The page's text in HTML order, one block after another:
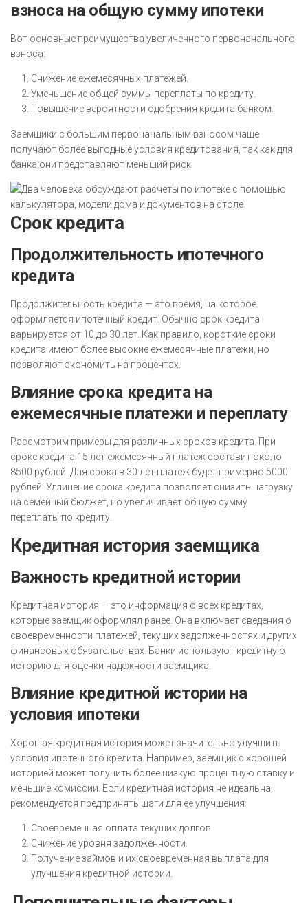
взноса на общую сумму ипотеки
Вот основные преимущества увеличенного первоначального
взноса:
Снижение ежемесячных платежей.
Уменьшение общей суммы переплаты по кредиту.
Повышение вероятности одобрения кредита банком.
Заемщики с большим первоначальным взносом чаще
получают более выгодные условия кредитования, так как для
банка они представляют меньший риск.
Срок кредита
Продолжительность ипотечного
кредита
Продолжительность кредита — это время, на которое
оформляется ипотечный кредит. Обычно срок кредита
варьируется от 10 до 30 лет. Как правило, короткие сроки
кредита имеют более высокие ежемесячные платежи, но
позволяют экономить на процентах.
Влияние срока кредита на
ежемесячные платежи и переплату
Рассмотрим примеры для различных сроков кредита. При
сроке кредита 15 лет ежемесячный платеж составит около
8500 рублей. Для срока в 30 лет платеж будет примерно 5000
рублей. Удлинение срока кредита позволяет снизить нагрузку
на семейный бюджет, но увеличивает общую сумму
переплаты по кредиту.
Кредитная история заемщика
Важность кредитной истории
Кредитная история — это информация о всех кредитах,
которые заемщик оформлял ранее. Она включает сведения о
своевременности платежей, текущих задолженностях и других
финансовых обязательствах. Банки используют кредитную
историю для оценки надежности заемщика.
Влияние кредитной истории на
условия ипотеки
Хорошая кредитная история может значительно улучшить
условия ипотечного кредита. Например, заемщик с хорошей
историей может получить более низкую процентную ставку и
меньшие комиссии. Если кредитная история не идеальна,
рекомендуется предпринять шаги для ее улучшения:
Своевременная оплата текущих долгов.
Снижение уровня задолженности.
Получение займов и их своевременная выплата для
улучшения кредитной истории.